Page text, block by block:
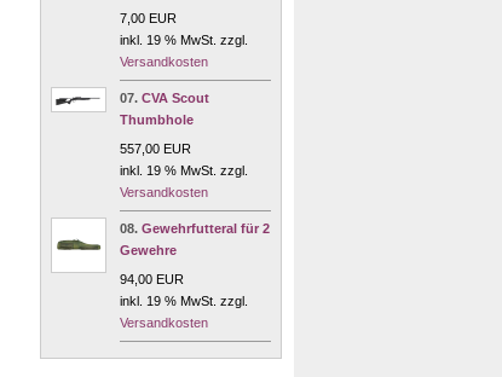
7,00 EUR
inkl. 19 % MwSt. zzgl.
Versandkosten
07. CVA Scout
Thumbhole
557,00 EUR
inkl. 19 % MwSt. zzgl.
Versandkosten
08. Gewehrfutteral für 2
Gewehre
94,00 EUR
inkl. 19 % MwSt. zzgl.
Versandkosten